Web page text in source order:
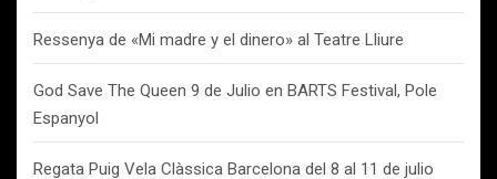
Ressenya de «Mi madre y el dinero» al Teatre Lliure
God Save The Queen 9 de Julio en BARTS Festival, Pole
Espanyol
Regata Puig Vela Clàssica Barcelona del 8 al 11 de julio